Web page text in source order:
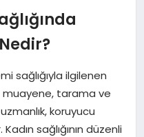
sağlığıyla ilgilenen
muayene, tarama ve
koruyucu
sağlığının düzenli